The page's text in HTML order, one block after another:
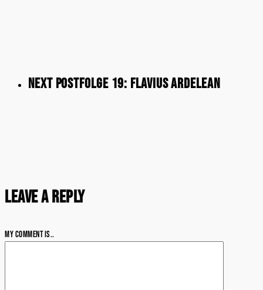
Next PostFolge 19: Flavius Ardelean
Leave a Reply
My comment is..